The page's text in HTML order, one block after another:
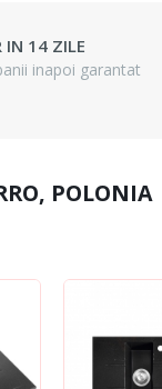
IN 14 ZILE
inapoi garantat
POLONIA